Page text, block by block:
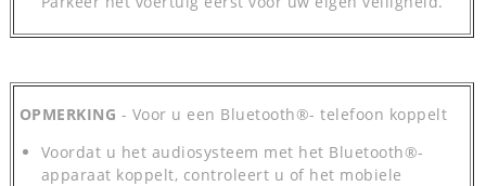
OPMERKING - Voor u een Bluetooth®- telefoon koppelt
Voordat u het audiosysteem met het Bluetooth®-
apparaat koppelt, controleert u of het mobiele